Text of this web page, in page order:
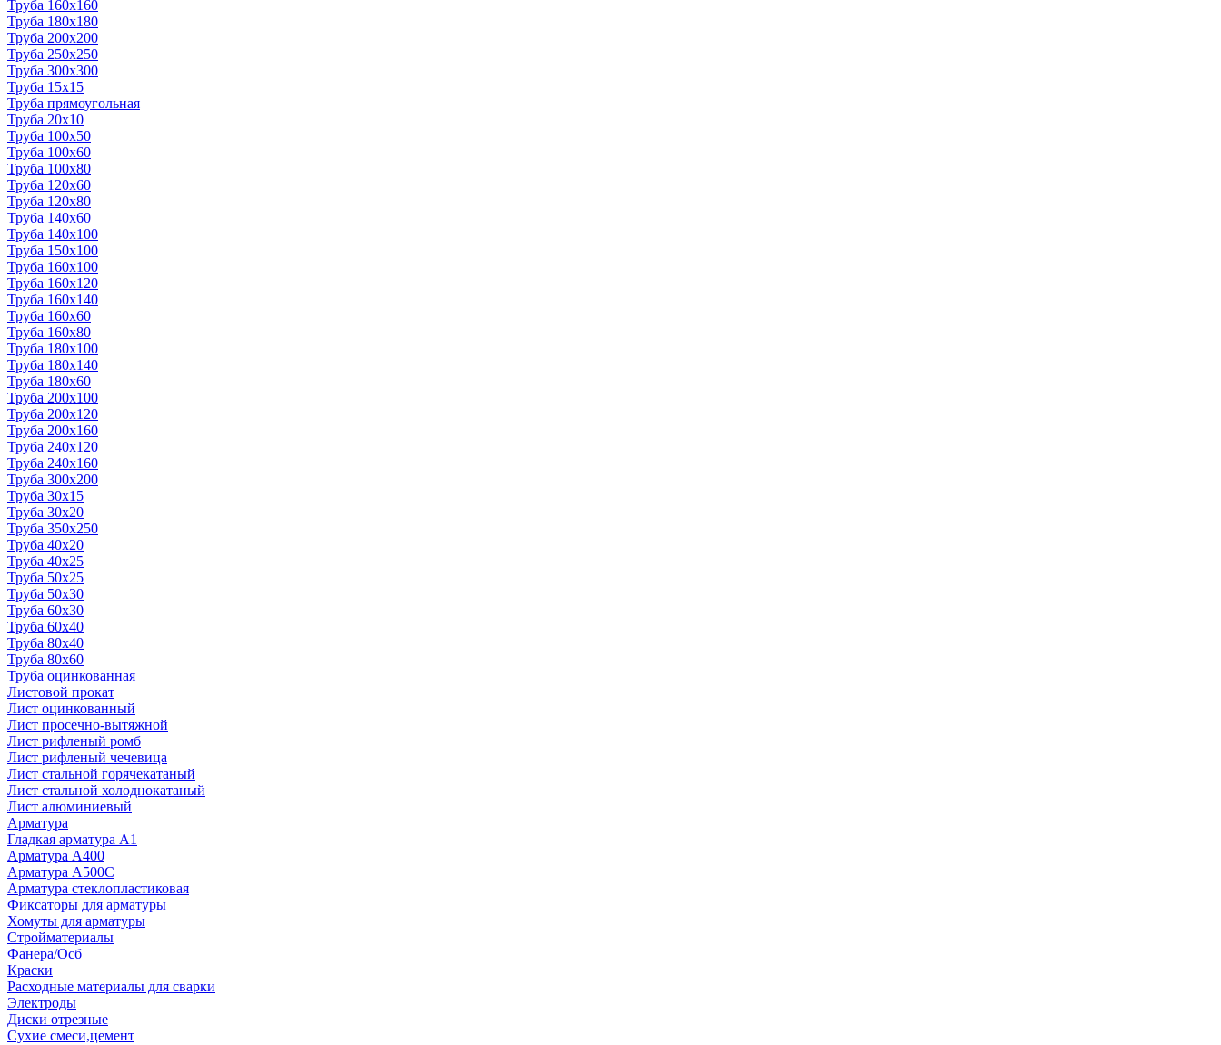
Труба 160x160
Труба 180x180
Труба 200x200
Труба 250x250
Труба 300x300
Труба 15x15
Труба прямоугольная
Труба 20x10
Труба 100x50
Труба 100x60
Труба 100x80
Труба 120x60
Труба 120x80
Труба 140x60
Труба 140x100
Труба 150x100
Труба 160x100
Труба 160x120
Труба 160x140
Труба 160x60
Труба 160x80
Труба 180x100
Труба 180x140
Труба 180x60
Труба 200x100
Труба 200x120
Труба 200x160
Труба 240x120
Труба 240x160
Труба 300x200
Труба 30x15
Труба 30x20
Труба 350x250
Труба 40x20
Труба 40x25
Труба 50x25
Труба 50x30
Труба 60x30
Труба 60x40
Труба 80x40
Труба 80x60
Труба оцинкованная
Листовой прокат
Лист оцинкованный
Лист просечно-вытяжной
Лист рифленый ромб
Лист рифленый чечевица
Лист стальной горячекатаный
Лист стальной холоднокатаный
Лист алюминиевый
Арматура
Гладкая арматура А1
Арматура А400
Арматура A500C
Арматура стеклопластиковая
Фиксаторы для арматуры
Хомуты для арматуры
Стройматериалы
Фанера/Осб
Краски
Расходные материалы для сварки
Электроды
Диски отрезные
Сухие смеси,цемент